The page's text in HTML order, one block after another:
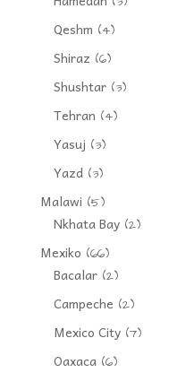
Qeshm (4)
Shiraz (6)
Shushtar(3)
Tehran (4)
Yasuj (3)
Yazd(3)
Malawi (5)
Nkhata Bay(2)
Mexiko (66)
Bacalar(2)
Campeche (2)
Mexico City(7)
Oaxaca(6)